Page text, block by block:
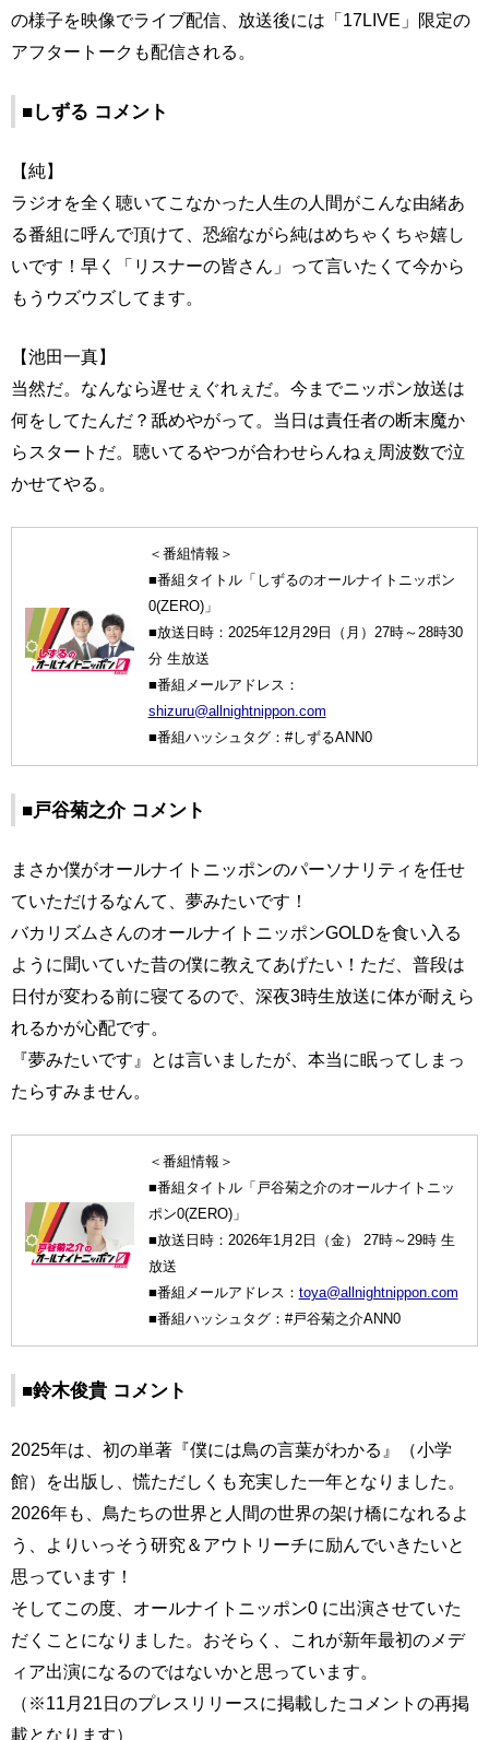
の様子を映像でライブ配信、放送後には「17LIVE」限定の
アフタートークも配信される。
■しずる コメント
【純】
ラジオを全く聴いてこなかった人生の人間がこんな由緒あ
る番組に呼んで頂けて、恐縮ながら純はめちゃくちゃ嬉し
いです！早く「リスナーの皆さん」って言いたくて今から
もうウズウズしてます。
【池田一真】
当然だ。なんなら遅せぇぐれぇだ。今までニッポン放送は
何をしてたんだ？舐めやがって。当日は責任者の断末魔か
らスタートだ。聴いてるやつが合わせらんねぇ周波数で泣
かせてやる。
＜番組情報＞
■番組タイトル「しずるのオールナイトニッポン
0(ZERO)」
■放送日時：2025年12月29日（月）27時～28時30
分 生放送
■番組メールアドレス：
shizuru@allnightnippon.com
■番組ハッシュタグ：#しずるANN0
■戸谷菊之介 コメント
まさか僕がオールナイトニッポンのパーソナリティを任せ
ていただけるなんて、夢みたいです！
バカリズムさんのオールナイトニッポンGOLDを食い入る
ように聞いていた昔の僕に教えてあげたい！ただ、普段は
日付が変わる前に寝てるので、深夜3時生放送に体が耐えら
れるかが心配です。
『夢みたいです』とは言いましたが、本当に眠ってしまっ
たらすみません。
＜番組情報＞
■番組タイトル「戸谷菊之介のオールナイトニッ
ポン0(ZERO)」
■放送日時：2026年1月2日（金） 27時～29時 生
放送
■番組メールアドレス： toya@allnightnippon.com
■番組ハッシュタグ：#戸谷菊之介ANN0
■鈴木俊貴 コメント
2025年は、初の単著『僕には鳥の言葉がわかる』（小学
館）を出版し、慌ただしくも充実した一年となりました。
2026年も、鳥たちの世界と人間の世界の架け橋になれるよ
う、よりいっそう研究＆アウトリーチに励んでいきたいと
思っています！
そしてこの度、オールナイトニッポン0 に出演させていた
だくことになりました。おそらく、これが新年最初のメデ
ィア出演になるのではないかと思っています。
（※11月21日のプレスリリースに掲載したコメントの再掲
載となります）